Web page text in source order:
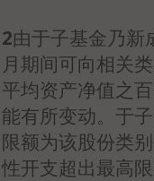
2由于子基金乃新
月期间可向相关
平均资产净值之
能有所变动。于
限额为该股份类
性开支超出最高